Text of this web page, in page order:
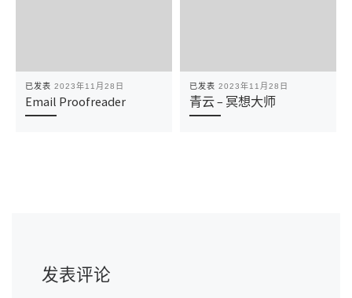
已发表 2023年11月28日
Email Proofreader
已发表 2023年11月28日
青云 – 冥想大师
发表评论